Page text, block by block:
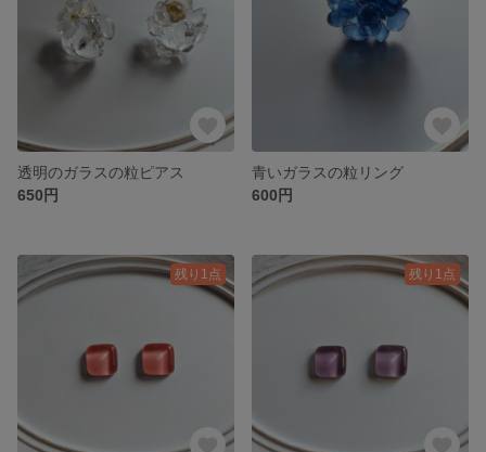
透明のガラスの粒ピアス
650円
青いガラスの粒リング
600円
残り1点 残り1点